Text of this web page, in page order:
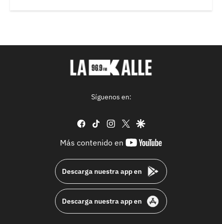
Síguenos en:
facebook
tiktok instagram
twittergoogle
Más contenido en
youtube-
Descarga nuestra app en
Descarga nuestra app en